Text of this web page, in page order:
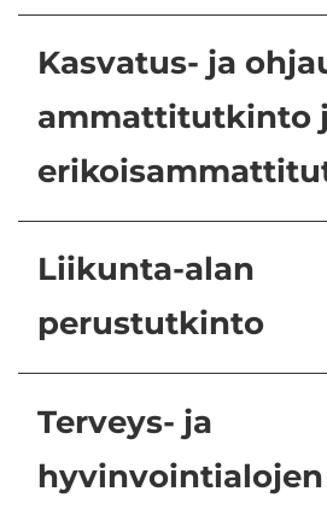
Kasvatus- ja
ammattitutkinto
Liikunta-alan
perustutkinto
Terveys- ja
hyvinvointialojen